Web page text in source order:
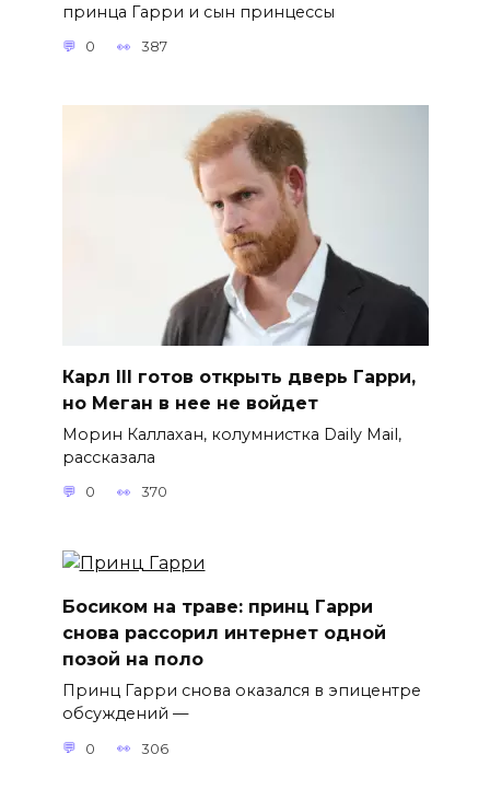
принца Гарри и сын принцессы
0 387
Карл III готов открыть дверь Гарри,
но Меган в нее не войдет
Морин Каллахан, колумнистка Daily Mail,
рассказала
0 370
Босиком на траве: принц Гарри
снова рассорил интернет одной
позой на поло
Принц Гарри снова оказался в эпицентре
обсуждений —
0 306